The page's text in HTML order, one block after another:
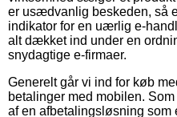
er usædvanlig beskeden, så
indikator for en uærlig e-
alt dækket ind under en
snydagtige e-firmaer.
Generelt går vi ind for køb
betalinger med mobilen.
af en afbetalingsløsning